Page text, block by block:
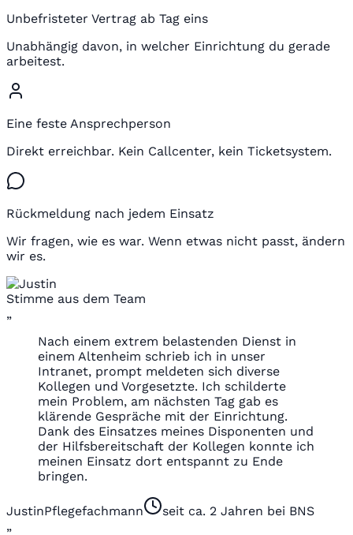
Unbefristeter Vertrag ab Tag eins
Unabhängig davon, in welcher Einrichtung du gerade
arbeitest.
Eine feste Ansprechperson
Direkt erreichbar. Kein Callcenter, kein Ticketsystem.
Rückmeldung nach jedem Einsatz
Wir fragen, wie es war. Wenn etwas nicht passt, ändern
wir es.
Stimme aus dem Team
„
Nach einem extrem belastenden Dienst in
einem Altenheim schrieb ich in unser
Intranet, prompt meldeten sich diverse
Kollegen und Vorgesetzte. Ich schilderte
mein Problem, am nächsten Tag gab es
klärende Gespräche mit der Einrichtung.
Dank des Einsatzes meines Disponenten und
der Hilfsbereitschaft der Kollegen konnte ich
meinen Einsatz dort entspannt zu Ende
bringen.
JustinPflegefachmann
seit ca. 2 Jahren bei BNS
„